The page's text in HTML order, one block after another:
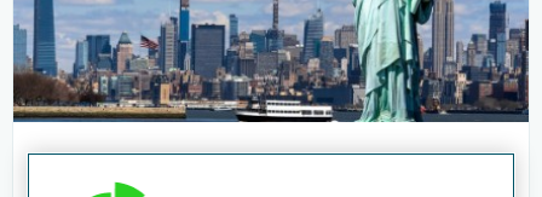
Viaja con tu tarjeta